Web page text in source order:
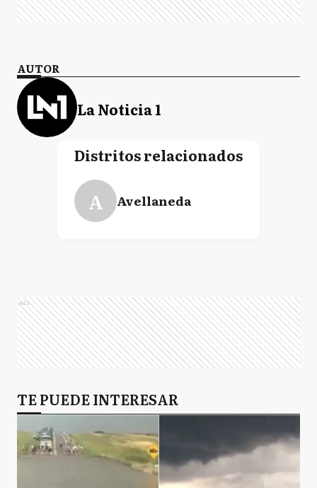
AUTOR
La Noticia 1
Distritos relacionados
A Avellaneda
Ads
TE PUEDE INTERESAR